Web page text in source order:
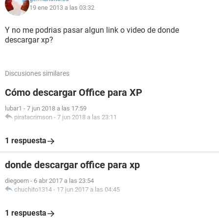
19 ene 2013 a las 03:32
Y no me podrias pasar algun link o video de donde
descargar xp?
Discusiones similares
Cómo descargar Office para XP
lubar1 - 7 jun 2018 a las 17:59
piratacrimson - 7 jun 2018 a las 23:11
1 respuesta
donde descargar office para xp
diegoem - 6 abr 2017 a las 23:54
chuchito1314 - 17 jun 2017 a las 04:45
1 respuesta